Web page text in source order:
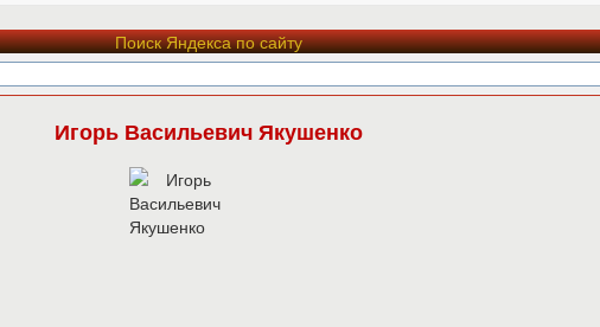
Поиск Яндекса по сайту
Игорь Васильевич Якушенко